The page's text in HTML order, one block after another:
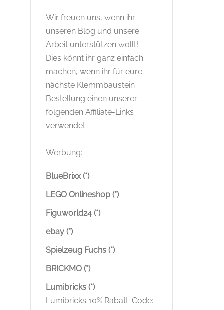
Wir freuen uns, wenn ihr
unseren Blog und unsere
Arbeit unterstützen wollt!
Dies könnt ihr ganz einfach
machen, wenn ihr für eure
nächste Klemmbaustein
Bestellung einen unserer
folgenden Affiliate-Links
verwendet:
Werbung:
BlueBrixx (*)
LEGO Onlineshop (*)
Figuworld24 (*)
ebay (*)
Spielzeug Fuchs (*)
BRICKMO (*)
Lumibricks (*)
Lumibricks 10% Rabatt-Code: